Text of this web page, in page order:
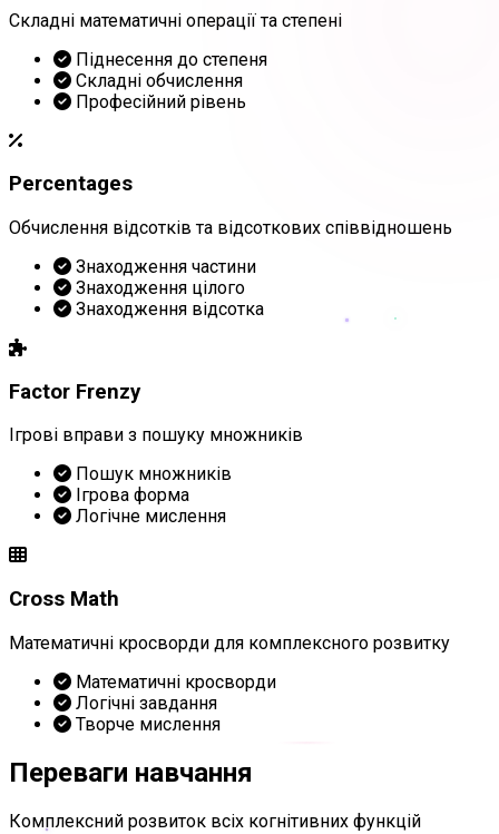
Складні математичні операції та степені
Піднесення до степеня
Складні обчислення
Професійний рівень
Percentages
Обчислення відсотків та відсоткових співвідношень
Знаходження частини
Знаходження цілого
Знаходження відсотка
Factor Frenzy
Ігрові вправи з пошуку множників
Пошук множників
Ігрова форма
Логічне мислення
Cross Math
Математичні кросворди для комплексного розвитку
Математичні кросворди
Логічні завдання
Творче мислення
Переваги навчання
Комплексний розвиток всіх когнітивних функцій